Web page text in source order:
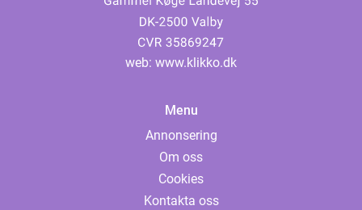
web: www.klikko.dk
Menu
Annonsering
Om oss
Cookies
Kontakta oss